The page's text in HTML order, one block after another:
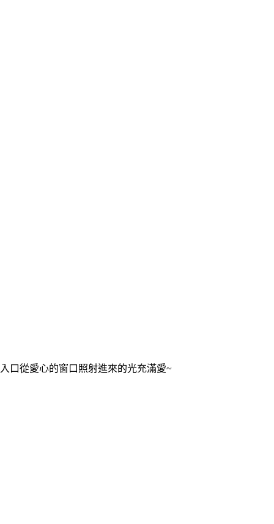
入口從愛心的窗口照射進來的光充滿愛~